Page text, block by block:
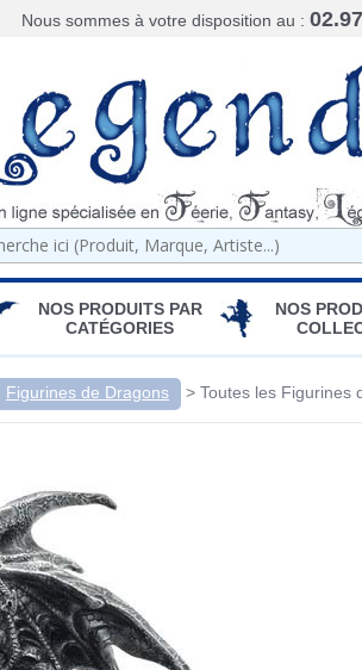
Nous sommes à votre disposition au :
NOS PRODUITS PAR
CATÉGORIES
NOS
Figurines de Dragons > Toutes les Figurines